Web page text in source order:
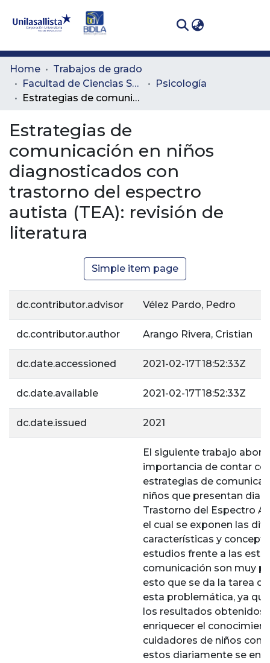
Communities
& Collections
All of DSpace
Statistics
Home
Trabajos de grado
Facultad de Ciencias Sociales y Educación
Psicología
Estrategias de comunicación en niños diagnosticados con trastorno del espectro autista (TEA): revisión de literatura
Estrategias de
comunicación en niños
diagnosticados con
trastorno del espectro
autista (TEA): revisión de
literatura
Simple item page
dc.contributor.advisor Vélez Pardo, Pedro
dc.contributor.author Arango Rivera, Cristian
dc.date.accessioned 2021-02-17T18:52:33Z
dc.date.available 2021-02-17T18:52:33Z
dc.date.issued 2021
El siguiente trabajo
importancia de contar
estrategias de
niños que presentan
Trastorno del Espectro
el cual se exponen las
características y
estudios frente a las
comunicación son muy
esto que se da la tarea
esta problemática, ya
los resultados obtenidos
enriquecer el
cuidadores de niños con
estos diariamente se